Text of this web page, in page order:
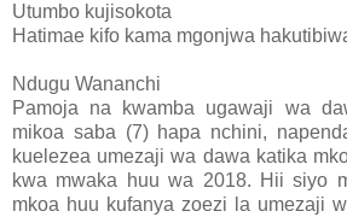
Utumbo kujisokota
Hatimae kifo kama mgonjwa
Ndugu Wananchi
Pamoja na kwamba ugawaji wa
mikoa saba (7) hapa nchini,
kuelezea umezaji wa dawa katika
kwa mwaka huu wa 2018. Hii siyo
mkoa huu kufanya zoezi la umezaji